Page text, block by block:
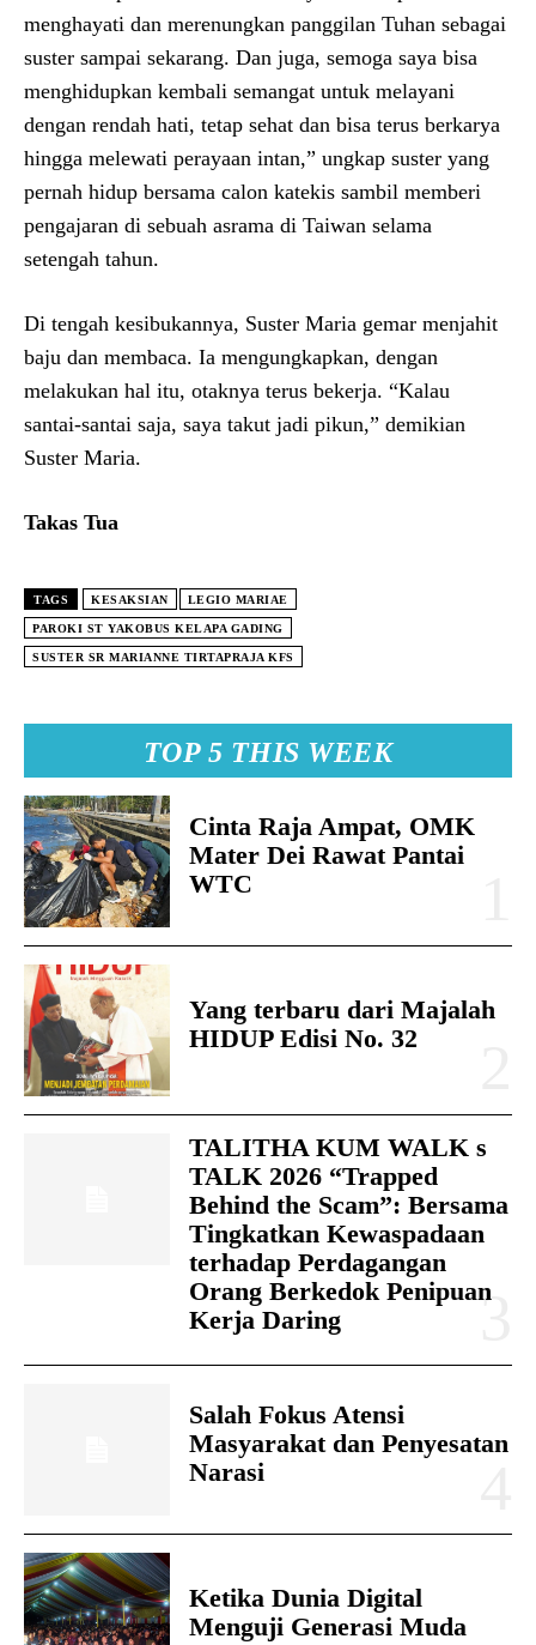
TOP 5 THIS WEEK
Cinta Raja Ampat, OMK
Mater Dei Rawat Pantai
WTC
Yang terbaru dari Majalah
HIDUP Edisi No. 32
TALITHA KUM WALK s
TALK 2026 “Trapped
Behind the Scam”: Bersama
Tingkatkan Kewaspadaan
terhadap Perdagangan
Orang Berkedok Penipuan
Kerja Daring
Salah Fokus Atensi
Masyarakat dan Penyesatan
Narasi
Ketika Dunia Digital
Menguji Generasi Muda
menghayati dan merenungkan panggilan Tuhan sebagai
suster sampai sekarang. Dan juga, semoga saya bisa
menghidupkan kembali semangat untuk melayani
dengan rendah hati, tetap sehat dan bisa terus berkarya
hingga melewati perayaan intan,” ungkap suster yang
pernah hidup bersama calon katekis sambil memberi
pengajaran di sebuah asrama di Taiwan selama
setengah tahun.
Di tengah kesibukannya, Suster Maria gemar menjahit
baju dan membaca. Ia mengungkapkan, dengan
melakukan hal itu, otaknya terus bekerja. “Kalau
santai-santai saja, saya takut jadi pikun,” demikian
Suster Maria.
Takas Tua
TAGS KESAKSIAN LEGIO MARIAE
PAROKI ST YAKOBUS KELAPA GADING
SUSTER SR MARIANNE TIRTAPRAJA KFS